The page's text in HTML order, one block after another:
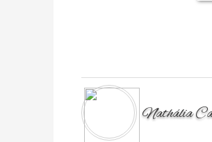
Nathália